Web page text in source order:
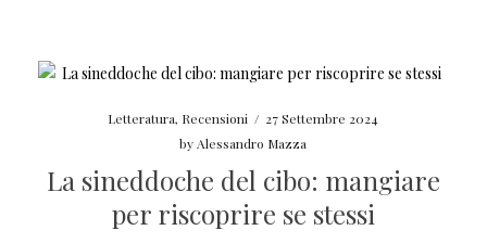
Letteratura, Recensioni / 27 Settembre 2024
by Alessandro Mazza
La sineddoche del cibo: mangiare
per riscoprire se stessi